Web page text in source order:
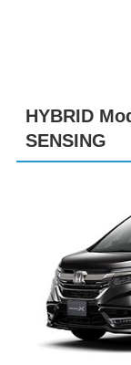
HYBRID
SENSING